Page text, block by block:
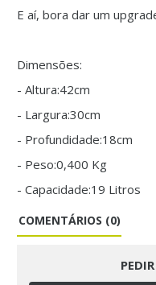
E aí, bora dar um
Dimensões:
- Altura:42cm
- Largura:30cm
- Profundidade:18cm
- Peso:0,400 Kg
- Capacidade:19 Litros
COMENTÁRIOS (0)